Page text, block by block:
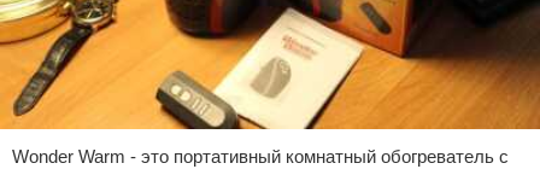
Wonder Warm - это портативный комнатный обогреватель с